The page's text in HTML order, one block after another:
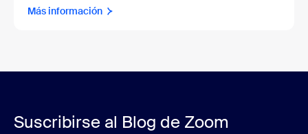
Más información
Suscribirse al Blog de Zoom